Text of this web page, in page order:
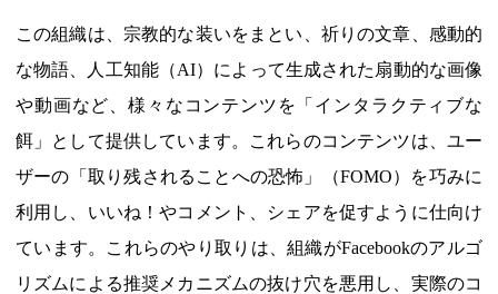
この組織は、宗教的な装いをまとい、祈りの文章、感動的
な物語、人工知能（AI）によって生成された扇動的な画像
や動画など、様々なコンテンツを「インタラクティブな
餌」として提供しています。これらのコンテンツは、ユー
ザーの「取り残されることへの恐怖」（FOMO）を巧みに
利用し、いいね！やコメント、シェアを促すように仕向け
ています。これらのやり取りは、組織がFacebookのアルゴ
リズムによる推奨メカニズムの抜け穴を悪用し、実際のコ